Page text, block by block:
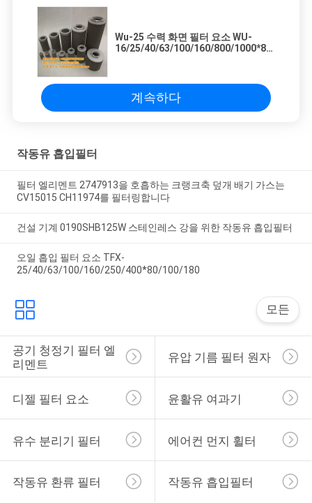
Wu-25 수력 화면 필터 요소 WU-
16/25/40/63/100/160/800/1000*80/100/
계속하다
작동유 흡입필터
필터 엘리멘트 2747913을 호흡하는 크랭크축 덮개 배기 가스는
CV15015 CH11974를 필터링합니다
건설 기계 0190SHB125W 스테인레스 강을 위한 작동유 흡입필터
오일 흡입 필터 요소 TFX-
25/40/63/100/160/250/400*80/100/180
모든
공기 청정기 필터 엘
리멘트
유압 기름 필터 원자
디젤 필터 요소 윤활유 여과기
유수 분리기 필터 에어컨 먼지 휠터
작동유 환류 필터 작동유 흡입필터